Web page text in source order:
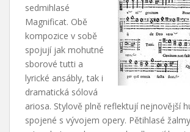
sedmihlasé
Magnificat. Obě
kompozice v sobě
spojují jak mohutné
sborové tutti a
lyrické ansábly, tak i
dramatická sólová
ariosa. Stylově plně reflektují nejnovější
spojené s vývojem opery. Pětihlasé